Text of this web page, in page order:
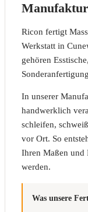
Ricon fertigt
Werkstatt in
gehören
In unserer
handwerklich
schleifen,
vor Ort. So
Ihren Maßen und
werden.
Was unsere